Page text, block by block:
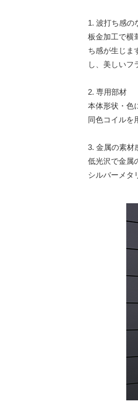
1. 波打ち感の
板金加工で横
ち感が生じま
し、美しいフ
2. 専用部材
本体形状・色
同色コイルを
3. 金属の素材
低光沢で金属
シルバーメタ